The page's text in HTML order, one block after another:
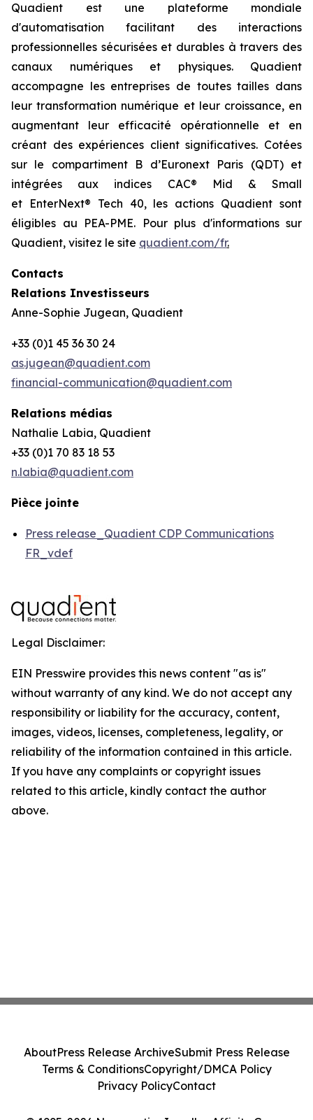
Quadient est une plateforme mondiale
d'automatisation facilitant des interactions
professionnelles sécurisées et durables à travers des
canaux numériques et physiques. Quadient
accompagne les entreprises de toutes tailles dans
leur transformation numérique et leur croissance, en
augmentant leur efficacité opérationnelle et en
créant des expériences client significatives. Cotées
sur le compartiment B d’Euronext Paris (QDT) et
intégrées aux indices CAC® Mid & Small
et EnterNext® Tech 40, les actions Quadient sont
éligibles au PEA-PME. Pour plus d'informations sur
Quadient, visitez le site quadient.com/fr.
Contacts
Relations Investisseurs
Anne-Sophie Jugean, Quadient
+33 (0)1 45 36 30 24
as.jugean@quadient.com
financial-communication@quadient.com
Relations médias
Nathalie Labia, Quadient
+33 (0)1 70 83 18 53
n.labia@quadient.com
Pièce jointe
Press release_Quadient CDP Communications
FR_vdef
Legal Disclaimer:
EIN Presswire provides this news content "as is"
without warranty of any kind. We do not accept any
responsibility or liability for the accuracy, content,
images, videos, licenses, completeness, legality, or
reliability of the information contained in this article.
If you have any complaints or copyright issues
related to this article, kindly contact the author
above.
AboutPress Release ArchiveSubmit Press Release
Terms & ConditionsCopyright/DMCA Policy
Privacy PolicyContact